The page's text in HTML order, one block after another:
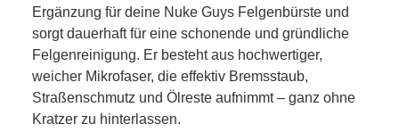
Ergänzung für deine Nuke Guys Felgenbürste und
sorgt dauerhaft für eine schonende und gründliche
Felgenreinigung. Er besteht aus hochwertiger,
weicher Mikrofaser, die effektiv Bremsstaub,
Straßenschmutz und Ölreste aufnimmt – ganz ohne
Kratzer zu hinterlassen.